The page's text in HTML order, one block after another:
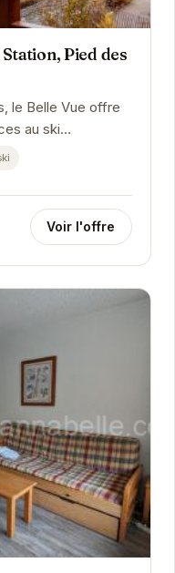
Pied des
le Belle Vue offre
au ski
au pied
Voir l'offre